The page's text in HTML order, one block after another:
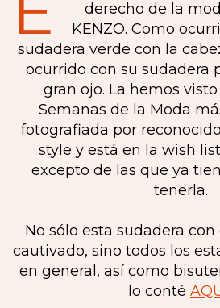
derecho de la
KENZO. Como
sudadera verde con la
ocurrido con su sudadera
gran ojo. La hemos
Semanas de la Moda
fotografiada por
style y está en la wish
excepto de las que ya
tenerla.
No sólo esta sudadera
cautivado, sino todos los
en general, así como
lo conté